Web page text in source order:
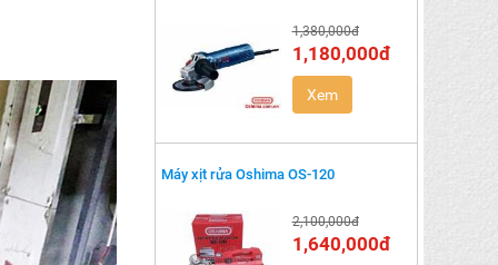
1,380,000đ
1,180,000đ
Xem
Máy xịt rửa Oshima OS-120
2,100,000đ
1,640,000đ